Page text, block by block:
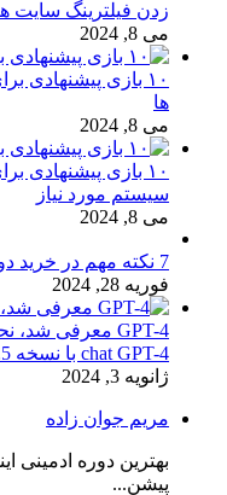
زدن فیلترینگ سایت
می 8, 2024
ها
می 8, 2024
سیستم مورد نیاز
می 8, 2024
7 نکته مهم در خرید دوربین مداربسته + راهنمای خرید
فوریه 28, 2024
chat GPT-4 با نسخه 3.5
ژانویه 3, 2024
مریم جوان زاده
بهترین دوره ادمینی
پیشن...